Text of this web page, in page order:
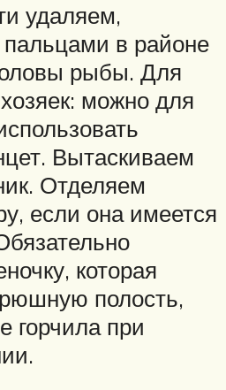
удаляем,
пальцами в районе
рыбы. Для
можно для
Вытаскиваем
Отделяем
если она имеется
которая
полость,
горчила при